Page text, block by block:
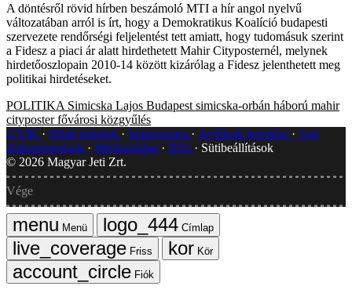
A döntésről rövid hírben beszámoló MTI a hír angol nyelvű
változatában arról is írt, hogy a Demokratikus Koalíció budapesti
szervezete rendőrségi feljelentést tett amiatt, hogy tudomásuk szerint
a Fidesz a piaci ár alatt hirdethetett Mahir Cityposternél, melynek
hirdetőoszlopain 2010-14 között kizárólag a Fidesz jelenthetett meg
politikai hirdetéseket.
POLITIKA Simicska Lajos Budapest simicska-orbán háború mahir
cityposter fővárosi közgyűlés
GYIK
Hibát jelentek Impresszum Javítások kezelése
Jogi
dokumentumok
Médiaajánlat RSS
Sütibeállítások
© 2026 Magyar Jeti Zrt.
Vége
Menü
Címlap
Friss
Kör
Fiók